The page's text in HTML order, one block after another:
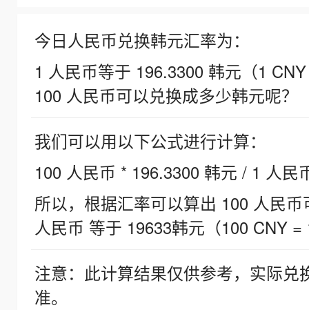
今日人民币兑换韩元汇率为：
1 人民币等于 196.3300 韩元（1
100 人民币可以兑换成多少韩元呢？
我们可以用以下公式进行计算：
100 人民币 * 196.3300 韩元 / 1 人民
所以，根据汇率可以算出 100 人民
人民币 等于 19633韩元（100 CNY =
注意：此计算结果仅供参考，实际
准。